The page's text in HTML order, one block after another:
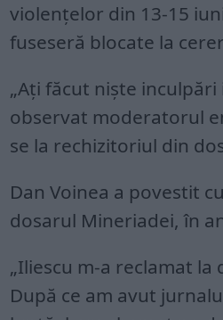
violențelor din 13-15
fuseseră blocate la
„Ați făcut niște inculpări
observat moderatorul
se la rechizitoriul din
Dan Voinea a povestit
dosarul Mineriadei, în
„Iliescu m-a reclamat la
După ce am avut